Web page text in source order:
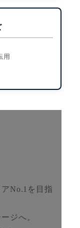
用
No.1を目指
ジへ。